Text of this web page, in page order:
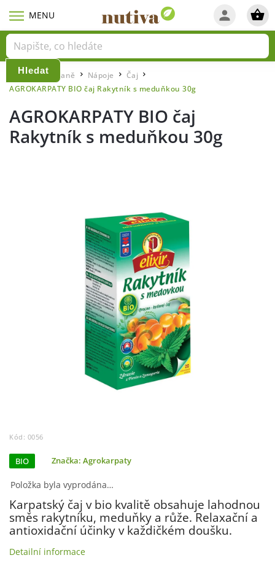
Hledat
Domů / Snídaně Nápoje Čaj /
AGROKARPATY BIO čaj Rakytník s meduňkou 30g
AGROKARPATY BIO čaj
Rakytník s meduňkou 30g
Kód: 0056
BIO Značka: Agrokarpaty
Položka byla vyprodána…
Karpatský čaj v bio kvalitě obsahuje lahodnou
směs rakytníku, meduňky a růže. Relaxační a
antioxidační účinky v každičkém doušku.
Detailní informace